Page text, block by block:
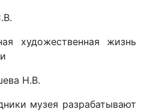
художественная жизнь
Н.В.
музея разрабатывают